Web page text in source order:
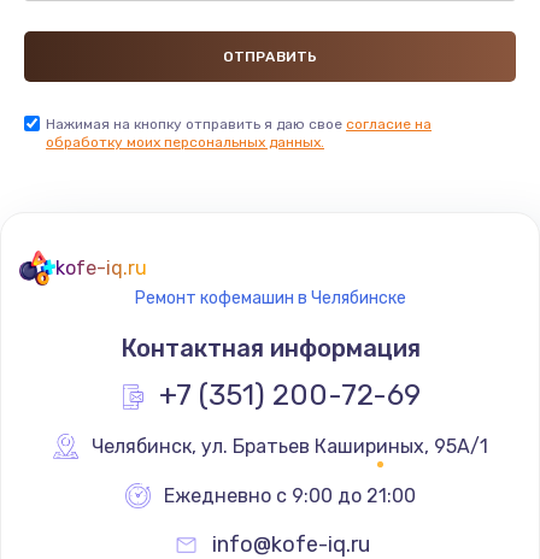
Нажимая на кнопку отправить я даю свое согласие на
обработку моих персональных данных.
kofe-iq.ru
Ремонт кофемашин в Челябинске
Контактная информация
+7 (351) 200-72-69
Челябинск, ул. Братьев Кашириных, 95А/1
Ежедневно с 9:00 до 21:00
info@kofe-iq.ru